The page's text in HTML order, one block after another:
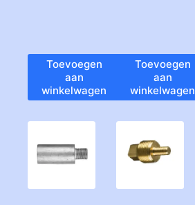
Toevoegen
aan
winkelwagen
Toevoegen
aan
winkelwagen